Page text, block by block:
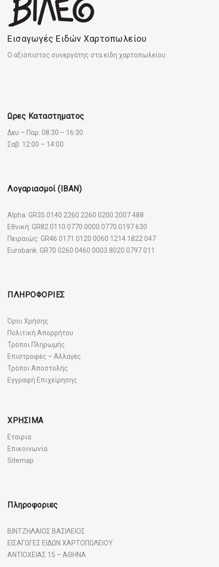
Εισαγωγές Ειδών Χαρτοπωλείου
Ο αξιόπιστος συνεργάτης στα είδη χαρτοπωλείου.
Ωρες Καταστηματος
Δευ – Παρ: 08:30 – 16:30
Σαβ: 12:00 – 14:00
Λογαριασμοί (IBAN)
Alpha: GR35 0140 2260 2260 0200 2007 488
Εθνική: GR82 0110 0770 0000 0770 0197 630
Πειραιώς: GR46 0171 0120 0060 1214 1822 047
Eurobank: GR70 0260 0460 0003 8020 0797 011
ΠΛΗΡΟΦΟΡΙΕΣ
Όροι Χρήσης
Πολιτική Απορρήτου
Τρόποι Πληρωμής
Επιστροφές – Αλλαγές
Τρόποι Αποστολής
Εγγραφή Επιχείρησης
ΧΡΗΣΙΜΑ
Εταιρία
Επικοινωνία
Sitemap
Πληροφοριες
ΒΙΝΤΖΗΛΑΙΟΣ ΒΑΣΙΛΕΙΟΣ
ΕΙΣΑΓΩΓΕΣ ΕΙΔΩΝ ΧΑΡΤΟΠΩΛΕΙΟΥ
ΑΝΤΙΟΧΕΙΑΣ 15 – ΑΘΗΝΑ